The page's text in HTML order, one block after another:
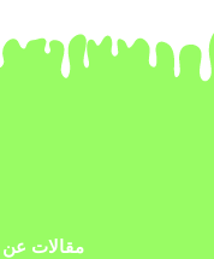
مقالات عن